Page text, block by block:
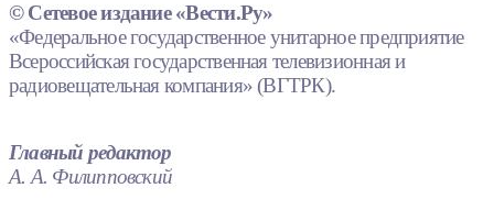
© Сетевое издание «Вести.Ру»
«Федеральное государственное унитарное предприятие
Всероссийская государственная телевизионная и
радиовещательная компания» (ВГТРК).
Главный редактор
А. А. Филипповский